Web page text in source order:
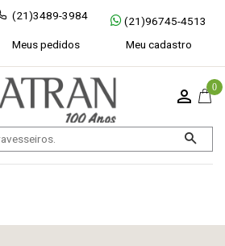
(21)3489-3984
(21)96745-4513
Meus pedidos Meu cadastro
0